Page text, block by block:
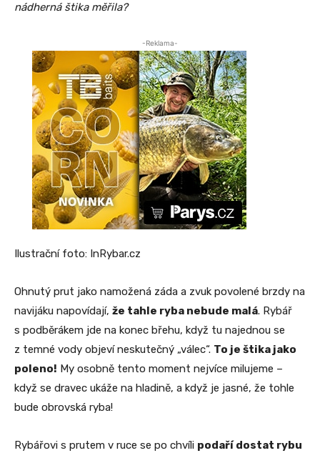
nádherná štika měřila?
-Reklama-
Ilustrační foto: InRybar.cz
Ohnutý prut jako namožená záda a zvuk povolené brzdy na
navijáku napovídají, že tahle ryba nebude malá. Rybář
s podběrákem jde na konec břehu, když tu najednou se
z temné vody objeví neskutečný „válec“. To je štika jako
poleno! My osobně tento moment nejvíce milujeme –
když se dravec ukáže na hladině, a když je jasné, že tohle
bude obrovská ryba!
Rybářovi s prutem v ruce se po chvíli podaří dostat rybu